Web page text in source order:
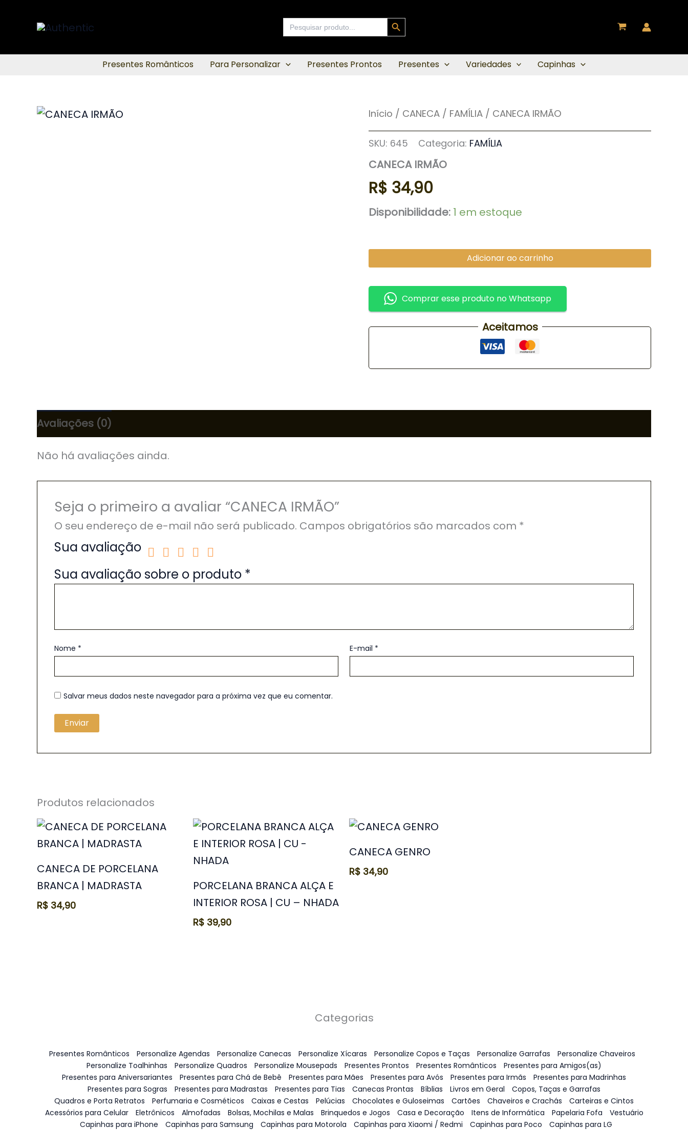
conteúdo
Search
for:
Search Button
Presentes Românticos Para Personalizar Presentes Prontos Presentes Variedades Capinhas
Início / CANECA / FAMÍLIA / CANECA IRMÃO
SKU: 645 Categoria: FAMÍLIA
CANECA IRMÃO
R$ 34,90
Disponibilidade: 1 em estoque
CANECA
quantidade
Adicionar ao carrinho
Comprar esse produto no Whatsapp
Aceitamos
Avaliações (0)
Não há avaliações ainda.
Seja o primeiro a avaliar “CANECA IRMÃO”
O seu endereço de e-mail não será publicado. Campos obrigatórios são marcados com *
Sua avaliação
Sua avaliação sobre o produto *
Nome * E-mail *
Salvar meus dados neste navegador para a próxima vez que eu comentar.
Produtos relacionados
CANECA DE PORCELANA
BRANCA | MADRASTA
R$ 34,90
PORCELANA BRANCA ALÇA E
INTERIOR ROSA | CU – NHADA
R$ 39,90
CANECA GENRO
R$ 34,90
Categorias
Presentes Românticos Personalize Agendas Personalize Canecas Personalize Xícaras Personalize Copos e Taças Personalize Garrafas
Personalize Chaveiros
Personalize Toalhinhas
Personalize Quadros Personalize Mousepads Presentes Prontos Presentes Românticos
Presentes para Amigos(as)
Presentes para Aniversariantes
Presentes para Chá de Bebê Presentes para Mães Presentes para Avós Presentes para Irmãs
Presentes para Madrinhas
Presentes para Sogras
Presentes para Madrastas Presentes para Tias Canecas Prontas Bíblias Livros em Geral
Copos, Taças e Garrafas
Quadros e Porta Retratos
Perfumaria e Cosméticos Caixas e Cestas Pelúcias Chocolates e Guloseimas Cartões Chaveiros e Crachás
Carteiras e Cintos
Acessórios para Celular
Eletrônicos Almofadas Bolsas, Mochilas e Malas Brinquedos e Jogos Casa e Decoração Itens de Informática Papelaria Fofa
Vestuário
Capinhas para iPhone
Capinhas para Samsung Capinhas para Motorola Capinhas para Xiaomi / Redmi Capinhas para Poco Capinhas para LG